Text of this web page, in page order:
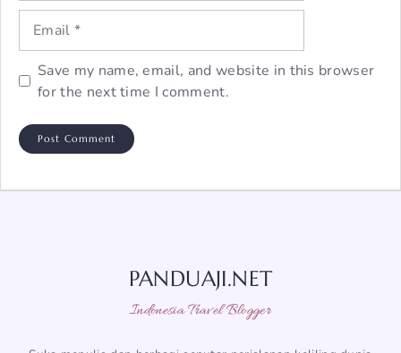
Email
Save my name, email, and website in this browser
for the next time I comment.
PANDUAJI.NET
Indonesia Travel Blogger